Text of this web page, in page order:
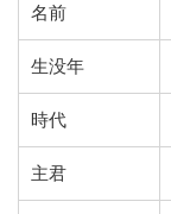
名前
生没年
時代
主君